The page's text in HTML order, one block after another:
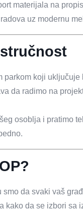
materijala na
uz modernu
parkom koji
da radimo na
osoblja i pratimo
da svaki vaš
kako da se izbori sa